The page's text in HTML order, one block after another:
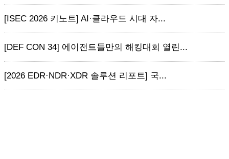
[ISEC 2026 키노트] AI·클라우드 시대 자...
[DEF CON 34] 에이전트들만의 해킹대회 열린...
[2026 EDR·NDR·XDR 솔루션 리포트] 국...